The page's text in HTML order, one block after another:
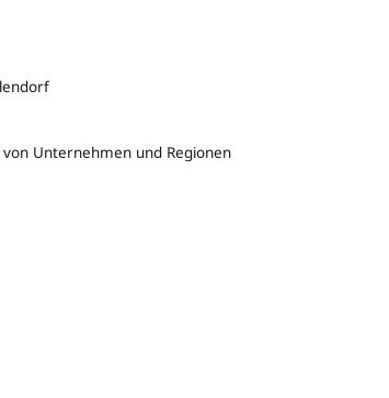
Unternehmen und Regionen